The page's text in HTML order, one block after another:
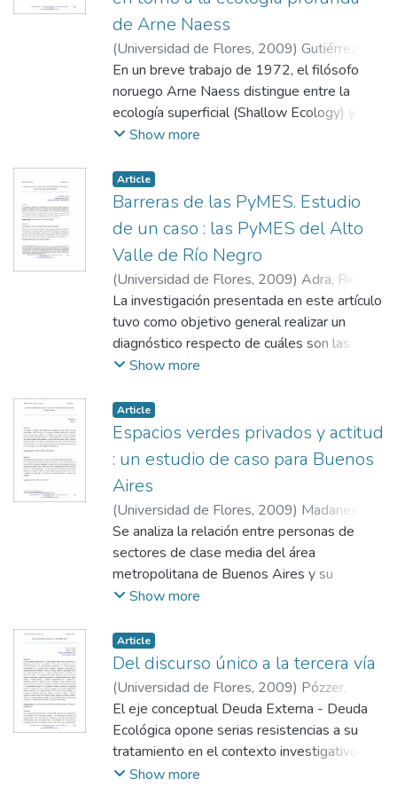
Se hipotetizó que la estructura del
dominante sería similar en todas las
muestras, mientras se esperaban
diferencias significativas en la relativa
importancia de ciertos valores. Basados en
datos obtenidos de muestras brasileñas
(n=148), canadienses (n=199), israelís
fueron examinadas y respaldadas.
de Arne Naess
(Universidad de Flores, 2009) Gutiérrez,
Daniel Eduardo
En un breve trabajo de 1972, el filósofo
noruego Arne Naess distingue entre la
ecología superficial (Shallow Ecology) y la
Ecología Profunda (Deep Ecology) al
actividades del movimiento ambientalista o
ecologista. La hipótesis central de esta
tesina es que si se reconoce que algunas
críticas hechas a ciertos aspectos
axiológicos y normativos de la propuesta
naessiana representan objeciones
atendibles, entonces también se puede
reconocer elementos normativos y
valorativos vinculados a la intuición moral
del agente (por ejemplo actitudes, carácter,
perspectiva más integral, en su calidad de
postura ética.
Show more
Article
Barreras de las PyMES. Estudio
de un caso : las PyMES del Alto
Valle de Río Negro
(Universidad de Flores, 2009) Adra, Ricardo
D.
La investigación presentada en este artículo
tuvo como objetivo general realizar un
diagnóstico respecto de cuáles son las
barreras más significativas que enfrentan las
posterior, con el fin de encontrar propuestas
de acciones para minimizarlas. Los datos
relevados, obtenidos de empresas del Alto
Valle de Río Negro corroboran la hipótesis
inicial de que las barreras obedecen más a
factores internos actitudinales y
aptitudinales, que a factores externos.
Show more
Article
Espacios verdes privados y actitud
: un estudio de caso para Buenos
Aires
(Universidad de Flores, 2009) Madanes,
Nora;Faggi, Ana
Se analiza la relación entre personas de
sectores de clase media del área
metropolitana de Buenos Aires y su
vegetación doméstica. Para ello se
variables, las cuales fueron analizadas
estadísticamente mediante tests de X2 y
de homogeneidad. Los resultados indican
que varias variables seleccionadas se
relaciona con una actitud positiva femenina
hacia las plantas y una menor, en personas
de la tercer edad. El nivel socio-económico
Show more
Article
Del discurso único a la tercera vía
(Universidad de Flores, 2009) Pózzer,
Graciela;Lageyre, Leticia
El eje conceptual Deuda Externa - Deuda
Ecológica opone serias resistencias a su
tratamiento en el contexto investigativo. El
mecanismo de inclusión de estos
Show more